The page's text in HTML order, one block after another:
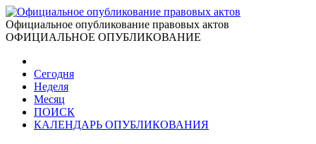
Официальное опубликование правовых актов
ОФИЦИАЛЬНОЕ ОПУБЛИКОВАНИЕ
Сегодня
Неделя
Месяц
ПОИСК
КАЛЕНДАРЬ ОПУБЛИКОВАНИЯ